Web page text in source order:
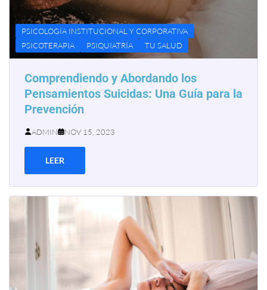
PSICOLOGÍA INSTITUCIONAL Y CORPORATIVA
PSICOTERAPIA
PSIQUIATRÍA TU SALUD
Comprendiendo y Abordando los
Pensamientos Suicidas: Una Guía para la
Prevención
ADMIN NOV 15, 2023
LEER